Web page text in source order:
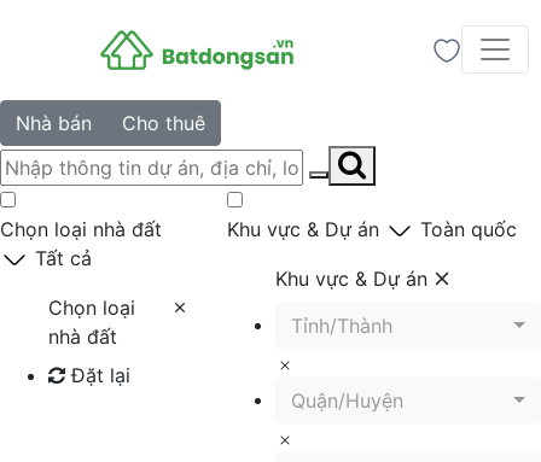
Nhà bán Cho thuê
Chọn loại nhà đất
Tất cả
Chọn loại
nhà đất
Đặt lại
Khu vực & Dự án Toàn quốc
Khu vực & Dự án
Tỉnh/Thành
Quận/Huyện